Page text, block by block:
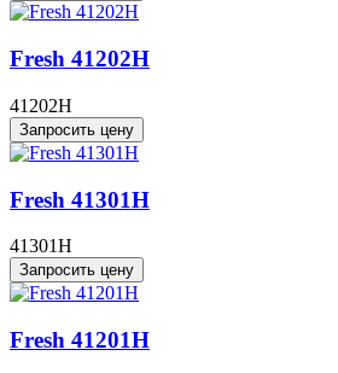
Fresh 41202H
41202H
Запросить цену
Fresh 41301H
41301H
Запросить цену
Fresh 41201H